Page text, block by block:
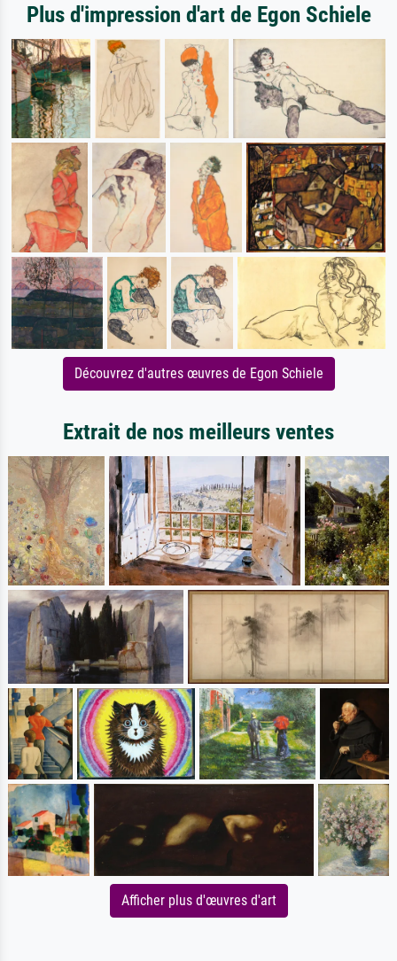
Plus d'impression d'art de Egon Schiele
Découvrez d'autres œuvres de Egon Schiele
Extrait de nos meilleurs ventes
Afficher plus d'œuvres d'art